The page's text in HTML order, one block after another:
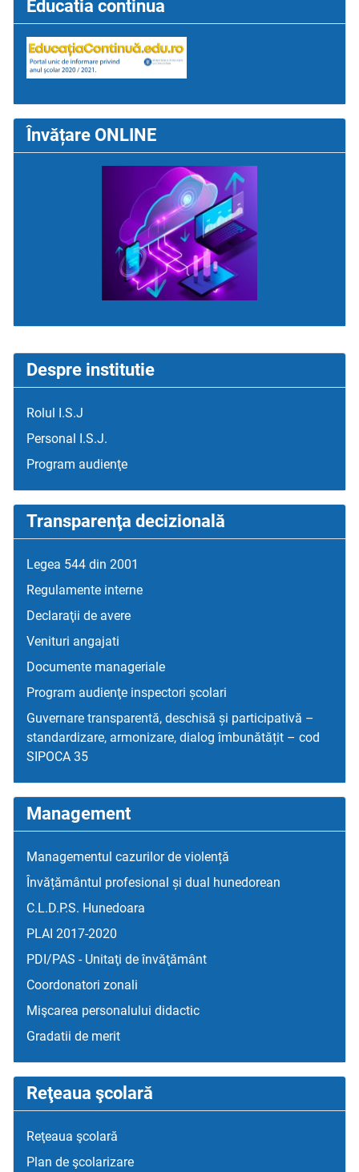
Despre institutie
Rolul I.S.J
Personal I.S.J.
Program audienţe
Transparenţa decizională
Legea 544 din 2001
Regulamente interne
Declaraţii de avere
Venituri angajati
Documente manageriale
Program audienţe inspectori școlari
Guvernare transparentă, deschisă și participativă –
standardizare, armonizare, dialog îmbunătățit – cod
SIPOCA 35
Management
Managementul cazurilor de violență
Învățământul profesional și dual hunedorean
C.L.D.P.S. Hunedoara
PLAI 2017-2020
PDI/PAS - Unitaţi de învăţământ
Coordonatori zonali
Mişcarea personalului didactic
Gradatii de merit
Reţeaua şcolară
Reţeaua şcolară
Plan de şcolarizare
Educatia continua
Învățare ONLINE